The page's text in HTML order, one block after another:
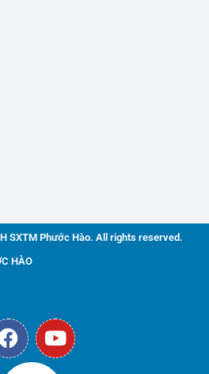
SXTM Phước Hào. All rights reserved.
HÀO
F
a
c
Y
o
u